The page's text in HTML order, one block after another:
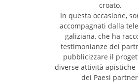
croato.
In questa occasione,
accompagnati dalla
galiziana, che ha
testimonianze dei
pubblicizzare il
diverse attività apistiche
dei Paesi